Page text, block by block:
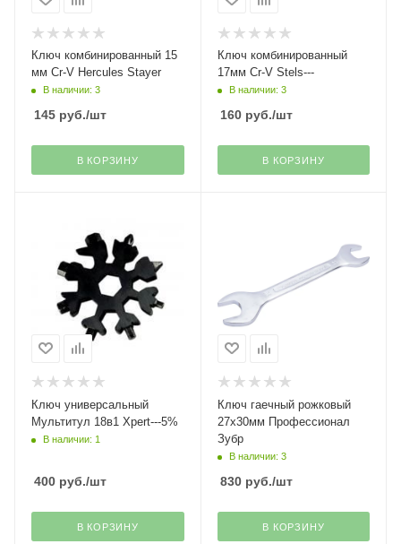
Ключ комбинированный 15
мм Cr-V Hercules Stayer
В наличии: 3
145 руб./шт
В КОРЗИНУ
Ключ комбинированный
17мм Cr-V Stels---
В наличии: 3
160руб./шт
В КОРЗИНУ
Ключ универсальный
Мультитул 18в1 Xpert---5%
В наличии: 1
400 руб./шт
В КОРЗИНУ
Ключ гаечный рожковый
27х30мм Профессионал
Зубр
В наличии: 3
830руб./шт
В КОРЗИНУ